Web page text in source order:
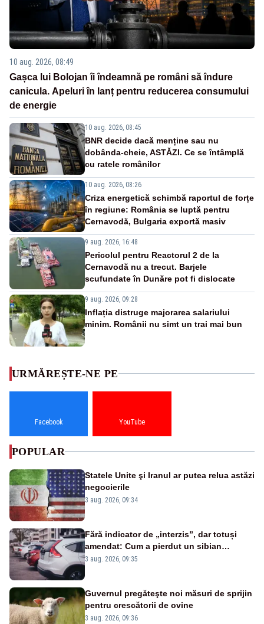
10 aug. 2026, 08:49
Gașca lui Bolojan îi îndeamnă pe români să îndure
canicula. Apeluri în lanț pentru reducerea consumului
de energie
10 aug. 2026, 08:45
BNR decide dacă menține sau nu
dobânda-cheie, ASTĂZI. Ce se întâmplă
cu ratele românilor
10 aug. 2026, 08:26
Criza energetică schimbă raportul de forțe
în regiune: România se luptă pentru
Cernavodă, Bulgaria exportă masiv
9 aug. 2026, 16:48
Pericolul pentru Reactorul 2 de la
Cernavodă nu a trecut. Barjele
scufundate în Dunăre pot fi dislocate
9 aug. 2026, 09:28
Inflația distruge majorarea salariului
minim. Românii nu simt un trai mai bun
URMĂREȘTE-NE PE
Facebook YouTube
POPULAR
Statele Unite şi Iranul ar putea relua astăzi
negocierile
3 aug. 2026, 09:34
Fără indicator de „interzis”, dar totuși
amendat: Cum a pierdut un sibian
procesul pentru o parcare în centrul
3 aug. 2026, 09:35
Guvernul pregăteşte noi măsuri de sprijin
pentru crescătorii de ovine
3 aug. 2026, 09:36